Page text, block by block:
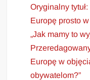
Oryginalny
Europę prosto
„Jak mamy to
Europę w
obywatelom?”